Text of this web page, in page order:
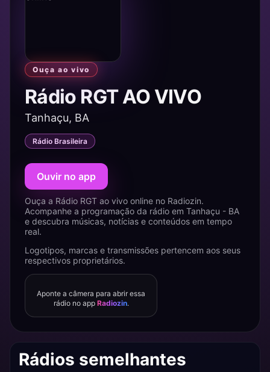
Ouça ao vivo
Rádio RGT AO VIVO
Tanhaçu, BA
Rádio Brasileira
Ouvir no app
Ouça a Rádio RGT ao vivo online no Radiozin.
Acompanhe a programação da rádio em Tanhaçu - BA
e descubra músicas, notícias e conteúdos em tempo
real.
Logotipos, marcas e transmissões pertencem aos seus
respectivos proprietários.
Aponte a câmera para abrir essa
rádio no app Radiozin.
Rádios semelhantes